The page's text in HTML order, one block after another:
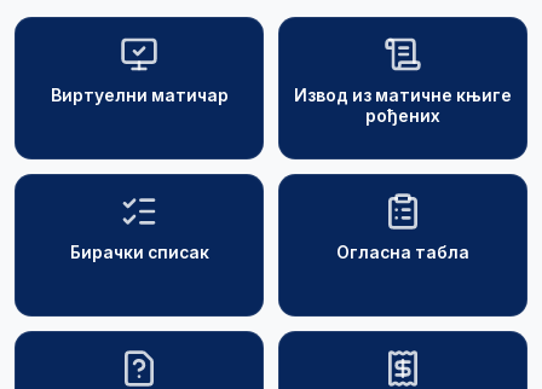
Виртуелни матичар
Извод из матичне књиге
рођених
Бирачки списак Огласна табла